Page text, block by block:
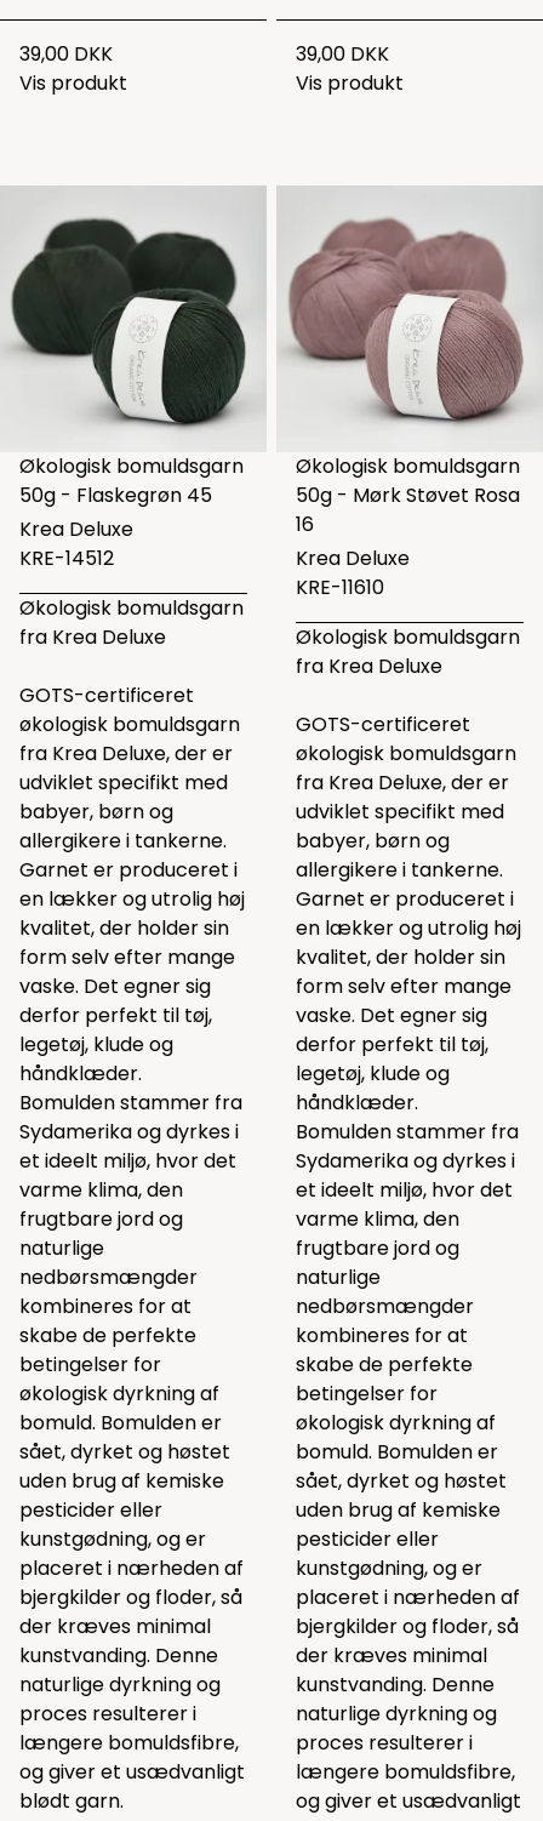
39,00 DKK
Vis produkt
39,00 DKK
Vis produkt
Økologisk bomuldsgarn
50g - Flaskegrøn 45
Krea Deluxe
KRE-14512
Økologisk bomuldsgarn
fra Krea Deluxe
GOTS-certificeret
økologisk bomuldsgarn
fra Krea Deluxe, der er
udviklet specifikt med
babyer, børn og
allergikere i tankerne.
Garnet er produceret i
en lækker og utrolig høj
kvalitet, der holder sin
form selv efter mange
vaske. Det egner sig
derfor perfekt til tøj,
legetøj, klude og
håndklæder.
Bomulden stammer fra
Sydamerika og dyrkes i
et ideelt miljø, hvor det
varme klima, den
frugtbare jord og
naturlige
nedbørsmængder
kombineres for at
skabe de perfekte
betingelser for
økologisk dyrkning af
bomuld. Bomulden er
sået, dyrket og høstet
uden brug af kemiske
pesticider eller
kunstgødning, og er
placeret i nærheden af
bjergkilder og floder, så
der kræves minimal
kunstvanding. Denne
naturlige dyrkning og
proces resulterer i
længere bomuldsfibre,
og giver et usædvanligt
blødt garn.
Økologisk bomuldsgarn
50g - Mørk Støvet Rosa
16
Krea Deluxe
KRE-11610
Økologisk bomuldsgarn
fra Krea Deluxe
GOTS-certificeret
økologisk bomuldsgarn
fra Krea Deluxe, der er
udviklet specifikt med
babyer, børn og
allergikere i tankerne.
Garnet er produceret i
en lækker og utrolig høj
kvalitet, der holder sin
form selv efter mange
vaske. Det egner sig
derfor perfekt til tøj,
legetøj, klude og
håndklæder.
Bomulden stammer fra
Sydamerika og dyrkes i
et ideelt miljø, hvor det
varme klima, den
frugtbare jord og
naturlige
nedbørsmængder
kombineres for at
skabe de perfekte
betingelser for
økologisk dyrkning af
bomuld. Bomulden er
sået, dyrket og høstet
uden brug af kemiske
pesticider eller
kunstgødning, og er
placeret i nærheden af
bjergkilder og floder, så
der kræves minimal
kunstvanding. Denne
naturlige dyrkning og
proces resulterer i
længere bomuldsfibre,
og giver et usædvanligt